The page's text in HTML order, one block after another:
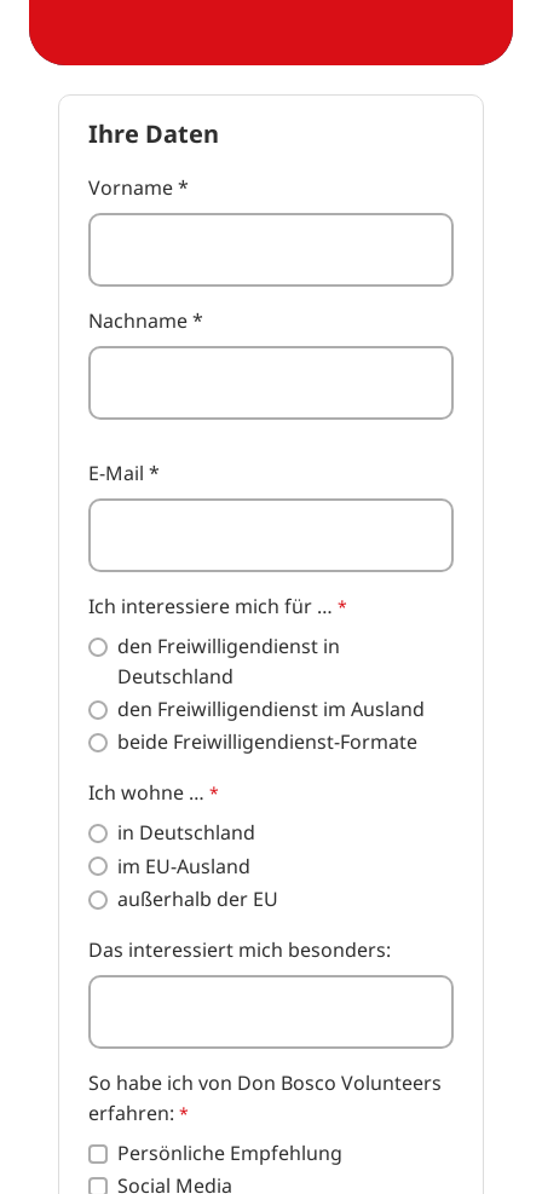
Ihre Daten
Vorname*
Nachname*
E-Mail *
Ich interessiere mich für … *
den Freiwilligendienst in
Deutschland
den Freiwilligendienst im Ausland
beide Freiwilligendienst-Formate
Ich wohne … *
in Deutschland
im EU-Ausland
außerhalb der EU
Das interessiert mich besonders:
So habe ich von Don Bosco Volunteers
erfahren: *
Persönliche Empfehlung
Social Media